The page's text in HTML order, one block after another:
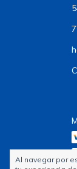
Al navegar por